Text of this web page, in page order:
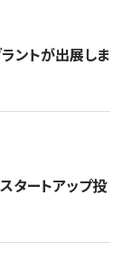
ントが出展しま
タートアップ投